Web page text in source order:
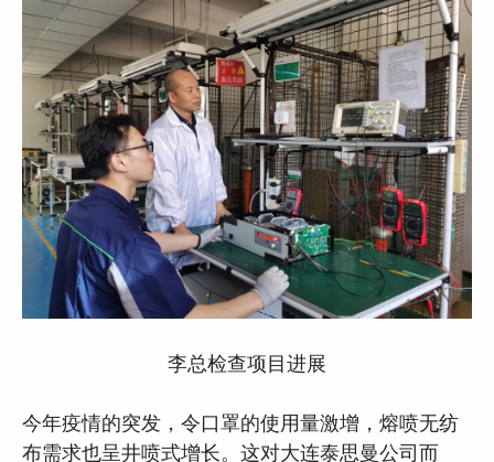
李总检查项目进展
今年疫情的突发，令口罩的使用量激增，熔喷无纺
布需求也呈井喷式增长。这对大连泰思曼公司而